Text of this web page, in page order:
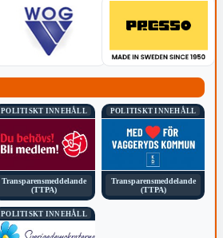
POLITISKT INNEHÅLL
Transparensmeddelande
(TTPA)
POLITISKT INNEHÅLL
Transparensmeddelande
(TTPA)
POLITISKT INNEHÅLL